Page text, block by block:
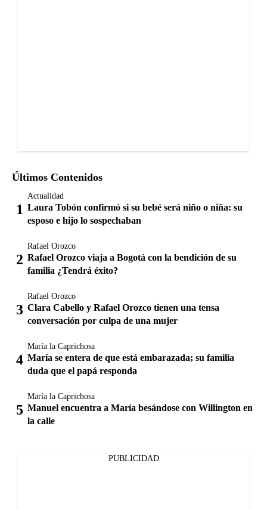
Últimos Contenidos
Actualidad
Laura Tobón confirmó si su bebé será niño o niña: su
esposo e hijo lo sospechaban
Rafael Orozco
Rafael Orozco viaja a Bogotá con la bendición de su
familia ¿Tendrá éxito?
Rafael Orozco
Clara Cabello y Rafael Orozco tienen una tensa
conversación por culpa de una mujer
María la Caprichosa
María se entera de que está embarazada; su familia
duda que el papá responda
María la Caprichosa
Manuel encuentra a María besándose con Willington en
la calle
PUBLICIDAD